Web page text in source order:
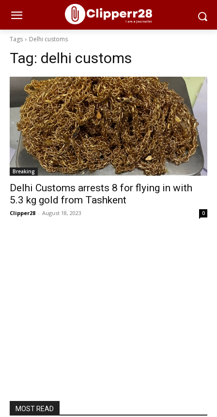
Tags Delhi customs
Tag: delhi customs
Breaking
Delhi Customs arrests 8 for flying in with
5.3 kg gold from Tashkent
Clipper28 - August 18, 2023 0
MOST READ